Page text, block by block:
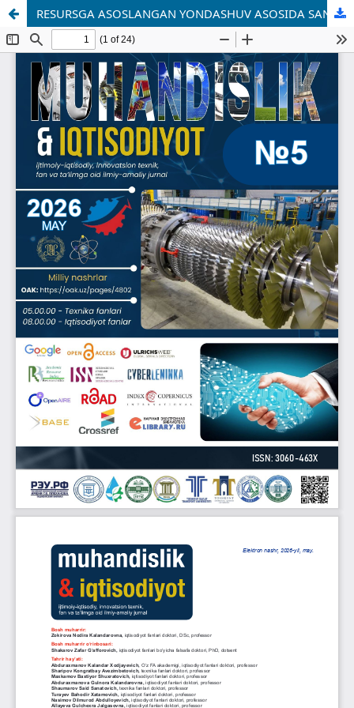
RESURSGA ASOSLANGAN YONDASHUV ASOSIDA SANOAT KORXONALARI RAQOBAT USTUNLIGINI SHAKLLANTIRISH YO‘LLARI